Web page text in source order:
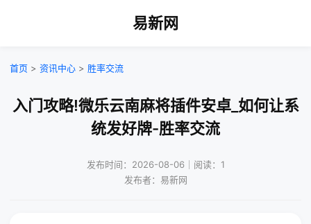
易新网
首页 > 资讯中心 > 胜率交流
入门攻略!微乐云南麻将插件安卓_如何让系
统发好牌-胜率交流
发布时间：2026-08-06｜阅读：1
发布者：易新网